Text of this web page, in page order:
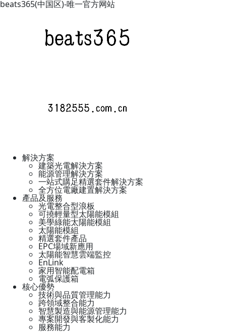
beats365(中国区)-唯一官方网站
解決方案
建築光電解決方案
能源管理解決方案
一站式購足精選套件解決方案
全方位電廠建置解決方案
產品及服務
光電整合型浪板
可撓輕量型太陽能模組
美學綠能太陽能模組
太陽能模組
精選套件產品
EPC場域新應用
太陽能智慧雲端監控
EnLink
家用智能配電箱
電弧保護箱
核心優勢
技術與品質管理能力
跨領域整合能力
智慧製造與能源管理能力
專案開發與客製化能力
服務能力